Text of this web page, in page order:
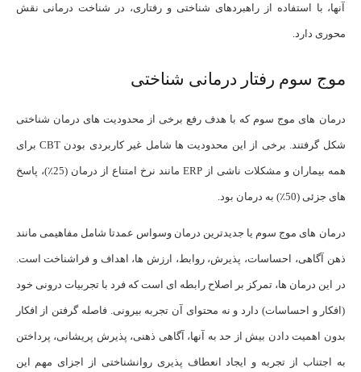
آنها، با استفاده از راهبردهای شناختی و رفتاری، در شناخت درمانی نقش
محوری دارد.
موج سوم رفتار درمانی شناختی
درمان های موج سوم که با هدف رفع برخی از محدودیت های درمان شناختی
شکل گرفتند. برخی از این محدودیت ها شامل غیر کاربردی بودن CBT برای
همه بیماران و مشکلات ناشی از ERP مانند نرخ امتناع از درمان (25٪)، پاسخ
های جزئی (50٪) به درمان بود.
درمان های موج سوم یا جدیدترین درمان وسواس عمدتا شامل مفاهیمی مانند
ذهن آگاهی، احساسات، پذیرش، روابط، ارزش ها، اهداف و فراشناخت است.
در این درمان ها، تمرکز بر اصلاح رابطه ای است که فرد با تجربیات درونی خود
(افکار و احساسات) دارد و نه محتوای آن تجربه بیرونی. فاصله گرفتن از افکار
بدون اهمیت دادن بیش از حد به آنها، آگاهی ذهنی، پذیرش پریشانی، پرداختن
به اجتناب از تجربه و ایجاد انعطاف پذیری روانشناختی از اجزای مهم این